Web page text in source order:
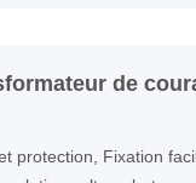
de
protection, Fixation